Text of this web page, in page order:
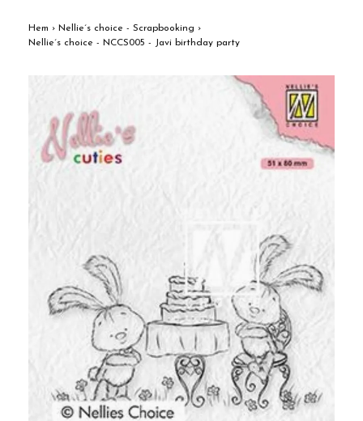
Hem › Nellie´s choice - Scrapbooking ›
Nellie´s choice - NCCS005 - Javi birthday party